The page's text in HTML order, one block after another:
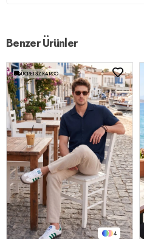
Benzer Ürünler
4
ÜCRETSIZ KARGO